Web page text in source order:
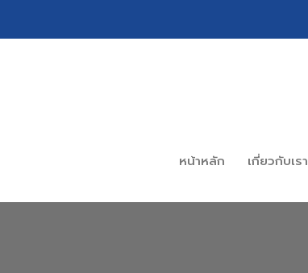
หน้าหลัก เกี่ยวกับเรา